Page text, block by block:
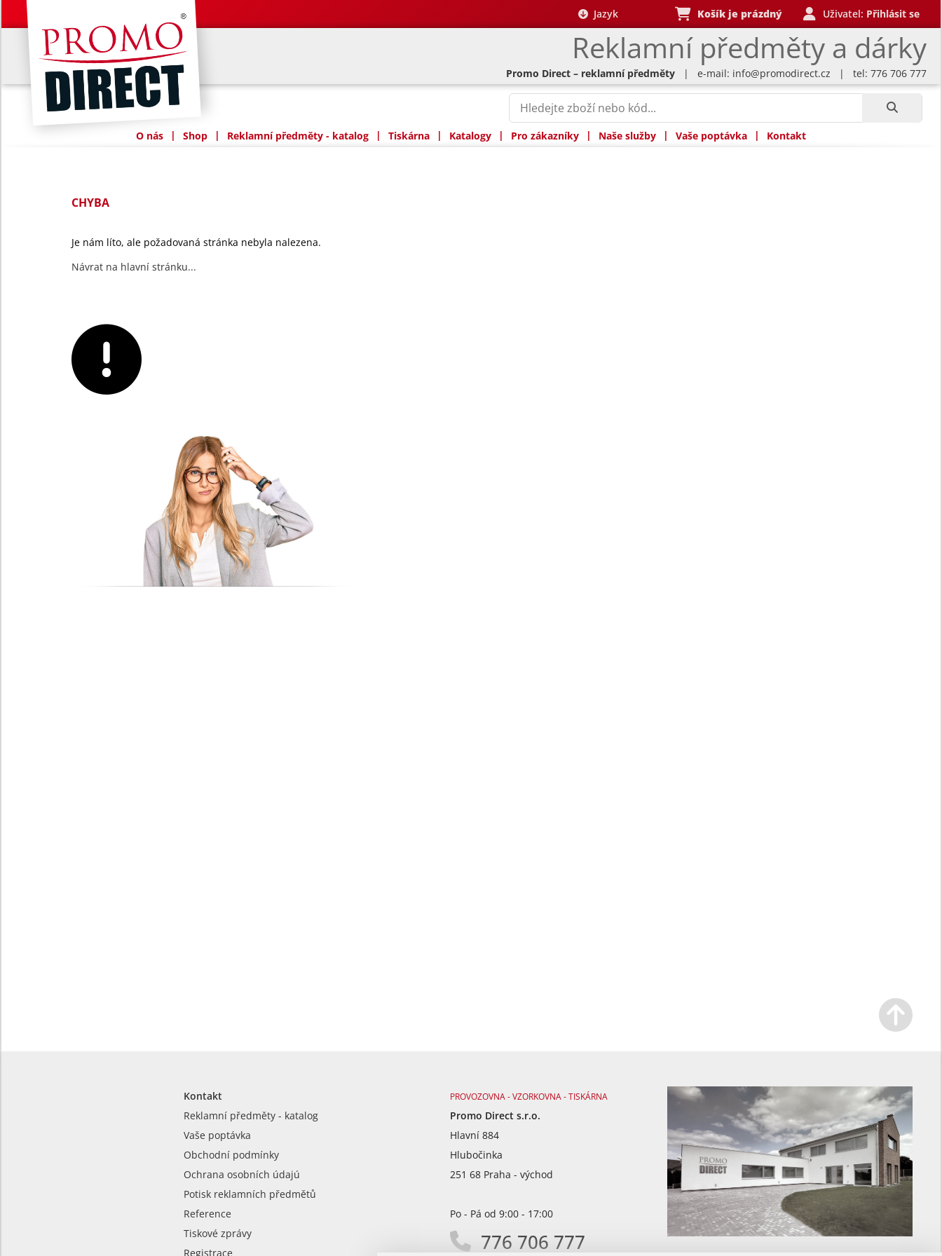
Reklamní předměty a dárky
Jazyk Košík je prázdný Uživatel: Přihlásit se
Promo Direct – reklamní předměty | e-mail: info@promodirect.cz | tel: 776 706 777
O nás | Shop | Reklamní předměty - katalog | Tiskárna | Katalogy | Pro zákazníky | Naše služby | Vaše poptávka | Kontakt
CHYBA
Je nám líto, ale požadovaná stránka nebyla nalezena.
Návrat na hlavní stránku...
Kontakt
Reklamní předměty - katalog
Vaše poptávka
Obchodní podmínky
Ochrana osobních údajú
Potisk reklamních předmětů
Reference
Tiskové zprávy
Registrace
PROVOZOVNA - VZORKOVNA - TISKÁRNA
Promo Direct s.r.o.
Hlavní 884
Hlubočinka
251 68 Praha - východ
Po - Pá od 9:00 - 17:00
776 706 777